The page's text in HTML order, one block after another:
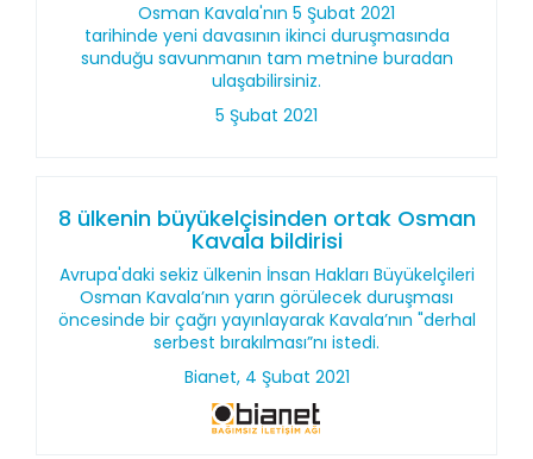
Osman Kavala'nın 5 Şubat 2021
tarihinde yeni davasının ikinci duruşmasında
sunduğu savunmanın tam metnine buradan
ulaşabilirsiniz.
5 Şubat 2021
8 ülkenin büyükelçisinden ortak Osman
Kavala bildirisi
Avrupa'daki sekiz ülkenin İnsan Hakları Büyükelçileri
Osman Kavala’nın yarın görülecek duruşması
öncesinde bir çağrı yayınlayarak Kavala’nın "derhal
serbest bırakılması”nı istedi.
Bianet, 4 Şubat 2021